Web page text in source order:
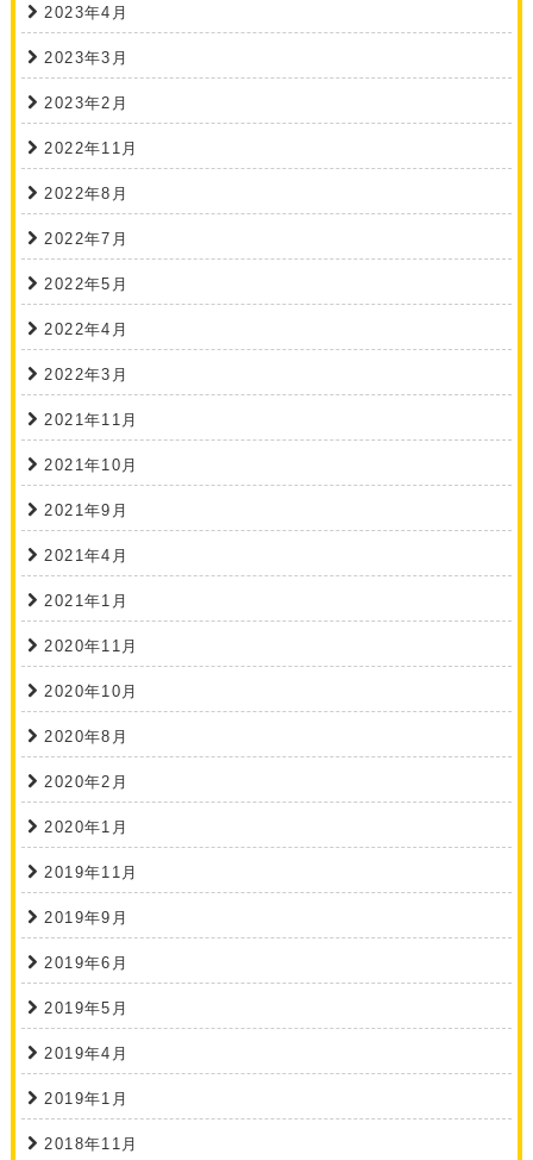
2023年4月
2023年3月
2023年2月
2022年11月
2022年8月
2022年7月
2022年5月
2022年4月
2022年3月
2021年11月
2021年10月
2021年9月
2021年4月
2021年1月
2020年11月
2020年10月
2020年8月
2020年2月
2020年1月
2019年11月
2019年9月
2019年6月
2019年5月
2019年4月
2019年1月
2018年11月